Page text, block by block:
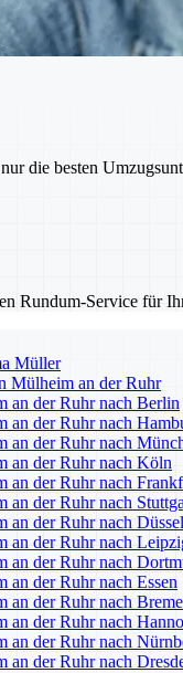
die besten
Rundum-Service für
Müller
Mülheim an der Ruhr
an der Ruhr nach Berlin
an der Ruhr nach
an der Ruhr nach
an der Ruhr nach Köln
an der Ruhr nach
an der Ruhr nach
an der Ruhr nach
an der Ruhr nach
an der Ruhr nach
der Ruhr nach Essen
an der Ruhr nach
an der Ruhr nach
an der Ruhr nach
an der Ruhr nach